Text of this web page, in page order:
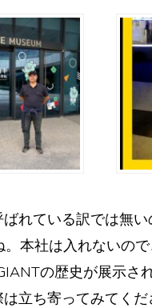
れている訳では無い
本社は入れないので
の歴史が展示さ
立ち寄ってみてくだ